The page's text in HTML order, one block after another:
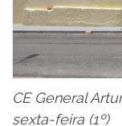
CE General
sexta-feira (1º)